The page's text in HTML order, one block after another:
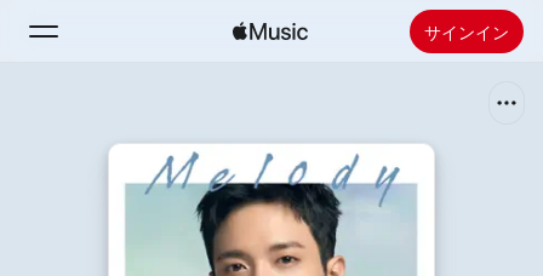
サインイン
Apple Musicをインストール